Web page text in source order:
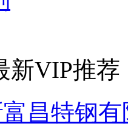
新VIP推荐
昌特钢